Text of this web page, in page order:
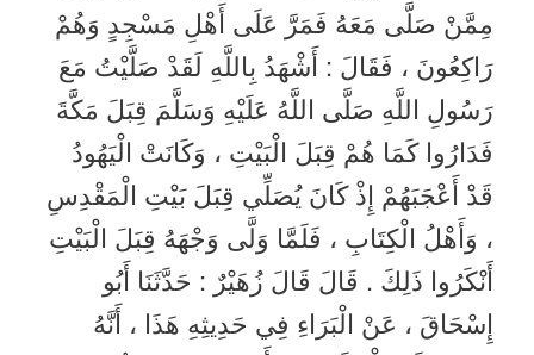
مِمَّنْ صَلَّى مَعَهُ فَمَرَّ عَلَى أَهْلِ مَسْجِدٍ وَهُمْ
رَاكِعُونَ ، فَقَالَ : أَشْهَدُ بِاللَّهِ لَقَدْ صَلَّيْتُ مَعَ
رَسُولِ اللَّهِ صَلَّى اللَّهُ عَلَيْهِ وَسَلَّمَ قِبَلَ مَكَّةَ
فَدَارُوا كَمَا هُمْ قِبَلَ الْبَيْتِ ، وَكَانَتْ الْيَهُودُ
قَدْ أَعْجَبَهُمْ إِذْ كَانَ يُصَلِّي قِبَلَ بَيْتِ الْمَقْدِسِ
، وَأَهْلُ الْكِتَابِ ، فَلَمَّا وَلَّى وَجْهَهُ قِبَلَ الْبَيْتِ
أَنْكَرُوا ذَلِكَ . قَالَ قَالَ زُهَيْرٌ : حَدَّثَنَا أَبُو
إِسْحَاقَ ، عَنْ الْبَرَاءِ فِي حَدِيثِهِ هَذَا ، أَنَّهُ